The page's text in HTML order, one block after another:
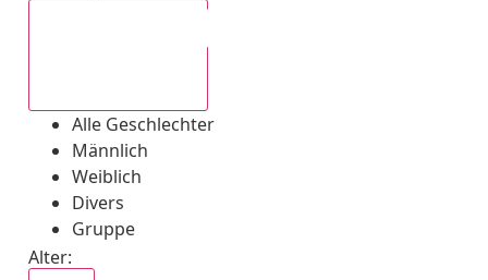
Alle Geschlechter
Männlich
Weiblich
Divers
Gruppe
Alter: